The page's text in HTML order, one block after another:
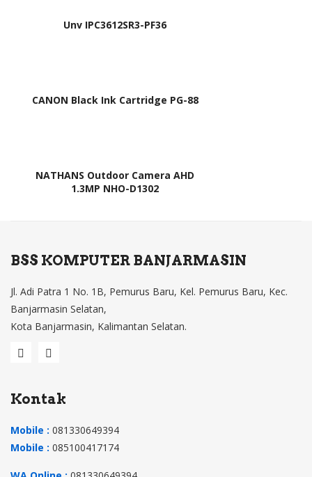
Unv IPC3612SR3-PF36
CANON Black Ink Cartridge PG-88
NATHANS Outdoor Camera AHD
1.3MP NHO-D1302
BSS KOMPUTER BANJARMASIN
Jl. Adi Patra 1 No. 1B, Pemurus Baru, Kel. Pemurus Baru, Kec.
Banjarmasin Selatan,
Kota Banjarmasin, Kalimantan Selatan.
Kontak
Mobile : 081330649394
Mobile : 085100417174